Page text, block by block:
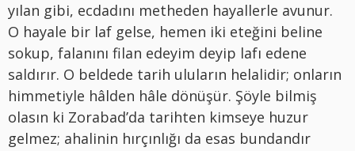
yılan gibi, ecdadını metheden hayallerle avunur.
O hayale bir laf gelse, hemen iki eteğini beline
sokup, falanını filan edeyim deyip lafı edene
saldırır. O beldede tarih uluların helalidir; onların
himmetiyle hâlden hâle dönüşür. Şöyle bilmiş
olasın ki Zorabad’da tarihten kimseye huzur
gelmez; ahalinin hırçınlığı da esas bundandır